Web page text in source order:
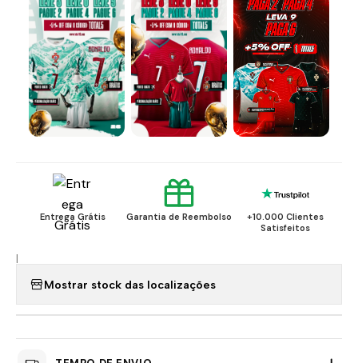
Entrega Grátis Garantia de Reembolso
+10.000 Clientes
Satisfeitos
|
Mostrar stock das localizações